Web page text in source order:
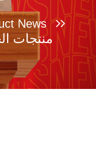
News
منتجات